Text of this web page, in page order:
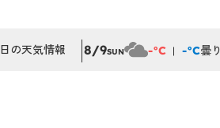
の天気情報 8/9SUN -°C -°C曇り